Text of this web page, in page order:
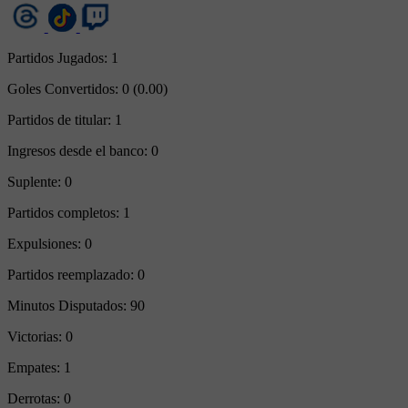
Partidos Jugados: 1
Goles Convertidos: 0 (0.00)
Partidos de titular: 1
Ingresos desde el banco: 0
Suplente: 0
Partidos completos: 1
Expulsiones: 0
Partidos reemplazado: 0
Minutos Disputados: 90
Victorias: 0
Empates: 1
Derrotas: 0